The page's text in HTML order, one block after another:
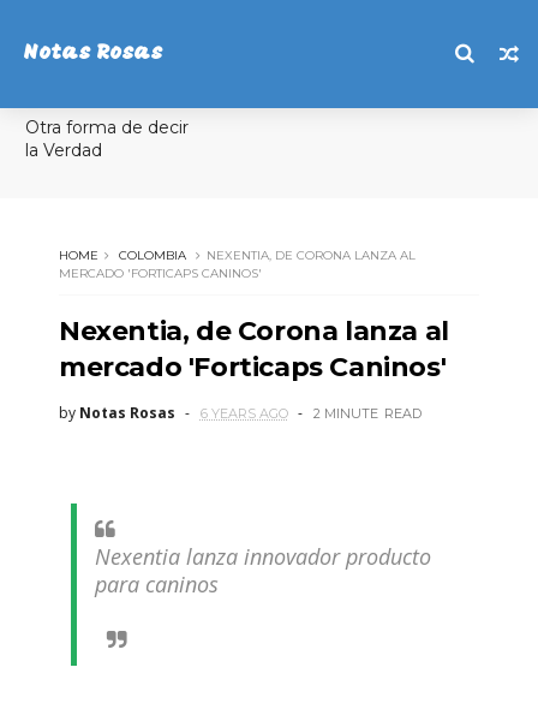
Notas Rosas
Otra forma de decir
la Verdad
HOME COLOMBIA
NEXENTIA, DE CORONA LANZA AL
MERCADO 'FORTICAPS CANINOS'
Nexentia, de Corona lanza al
mercado 'Forticaps Caninos'
by Notas Rosas 6 YEARS AGO 2 MINUTE READ
Nexentia lanza innovador producto
para caninos